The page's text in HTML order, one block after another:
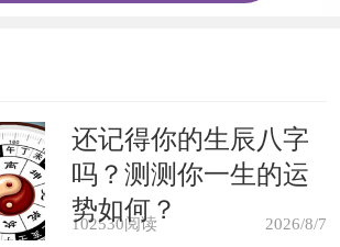
别人送给的核桃，意味着
还记得你的生辰八字
吗？测测你一生的运
势如何？
102530阅读 2026/8/7